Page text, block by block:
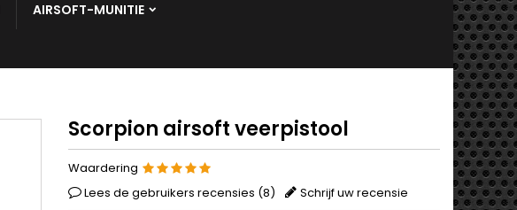
AIRSOFT-MUNITIE
Scorpion airsoft veerpistool
Waardering
Lees de gebruikers recensies (8) Schrijf uw recensie